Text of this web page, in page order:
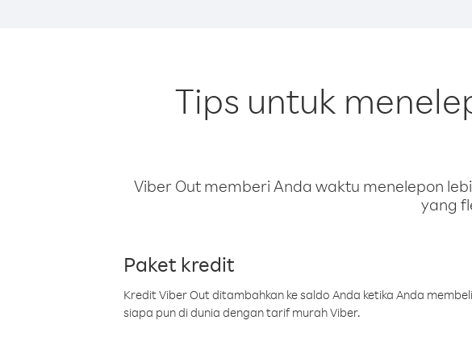
Tips untuk
Viber Out memberi Anda waktu menelepon
yang
Paket kredit
Kredit Viber Out ditambahkan ke saldo Anda ketika Anda
siapa pun di dunia dengan tarif murah Viber.